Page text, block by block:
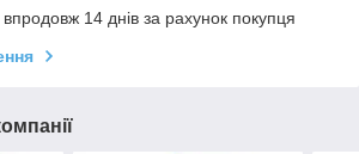
14 днів за рахунок покупця